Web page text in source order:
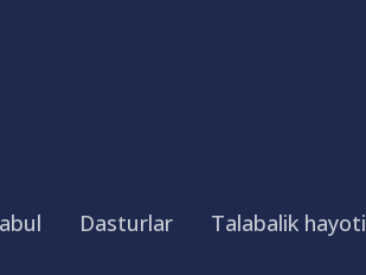
Dasturlar Talabalik hayoti